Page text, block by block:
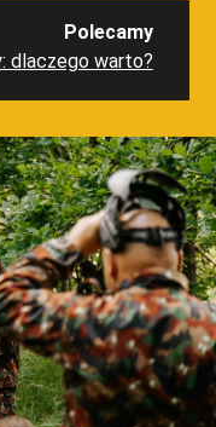
Polecamy
dlaczego warto?